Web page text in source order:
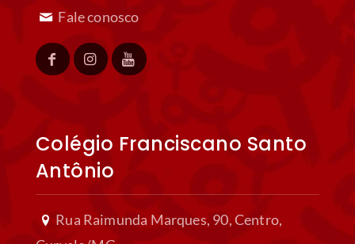
Fale conosco
Colégio Franciscano Santo
Antônio
Rua Raimunda Marques, 90, Centro,